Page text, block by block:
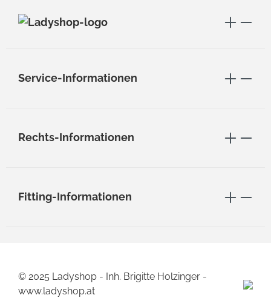
Service-Informationen
Rechts-Informationen
Fitting-Informationen
© 2025 Ladyshop - Inh. Brigitte Holzinger -
www.ladyshop.at